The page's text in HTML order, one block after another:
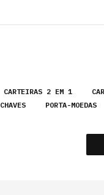
CARTEIRAS 2 EM 1
CHAVES
PORTA-MOEDAS